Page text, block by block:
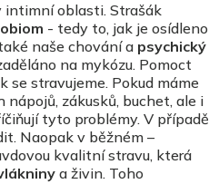
intimní oblasti. Strašák
- tedy to, jak je osídleno
naše chování a psychický
na mykózu. Pomoct
se stravujeme. Pokud máme
zákusků, buchet, ale i
tyto problémy. V případě
Naopak v běžném –
kvalitní stravu, která
a živin. Toho